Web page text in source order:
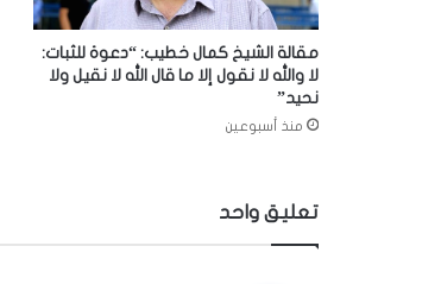
مقالة الشيخ كمال خطيب: “دعوة للثبات:
لا والله لا نقول إلا ما قال الله لا نقيل ولا
نحيد”
منذ أسبوعين
تعليق واحد